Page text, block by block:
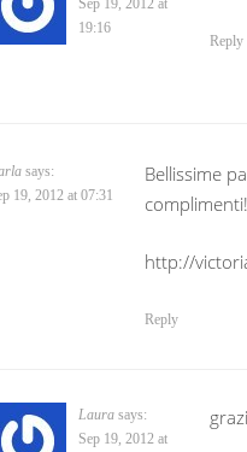
Sep 19, 2012 at
19:16
Reply
says:
19, 2012 at 07:31
Bellissime
complimenti!
http://
Reply
Laura says:
Sep 19, 2012 at